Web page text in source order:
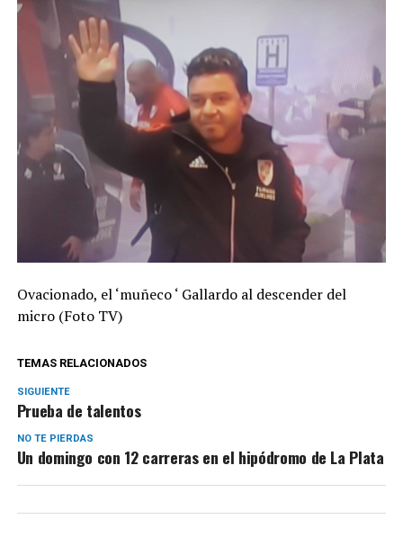
Ovacionado, el ‘muñeco ‘ Gallardo al descender del
micro (Foto TV)
TEMAS RELACIONADOS
SIGUIENTE
Prueba de talentos
NO TE PIERDAS
Un domingo con 12 carreras en el hipódromo de La Plata